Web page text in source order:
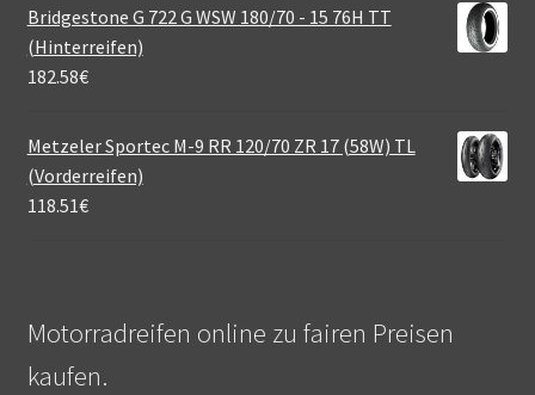
Bridgestone G 722 G WSW 180/70 - 15 76H TT
(Hinterreifen)
182.58€
Metzeler Sportec M-9 RR 120/70 ZR 17 (58W) TL
(Vorderreifen)
118.51€
Motorradreifen online zu fairen Preisen
kaufen.